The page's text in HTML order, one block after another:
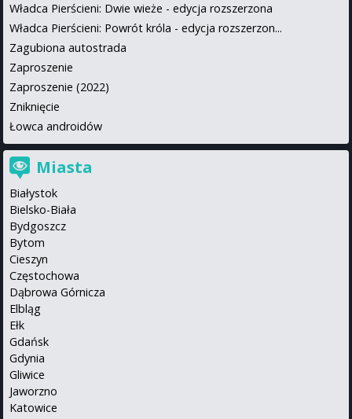
Władca Pierścieni: Dwie wieże - edycja rozszerzona
Władca Pierścieni: Powrót króla - edycja rozszerzon...
Zagubiona autostrada
Zaproszenie
Zaproszenie (2022)
Zniknięcie
Łowca androidów
Miasta
Białystok
Bielsko-Biała
Bydgoszcz
Bytom
Cieszyn
Częstochowa
Dąbrowa Górnicza
Elbląg
Ełk
Gdańsk
Gdynia
Gliwice
Jaworzno
Katowice